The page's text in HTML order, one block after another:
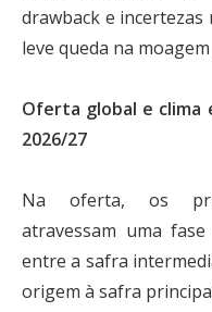
drawback e
leve queda na
Oferta global e clima
2026/27
Na oferta, os
atravessam uma
entre a safra
origem à safra